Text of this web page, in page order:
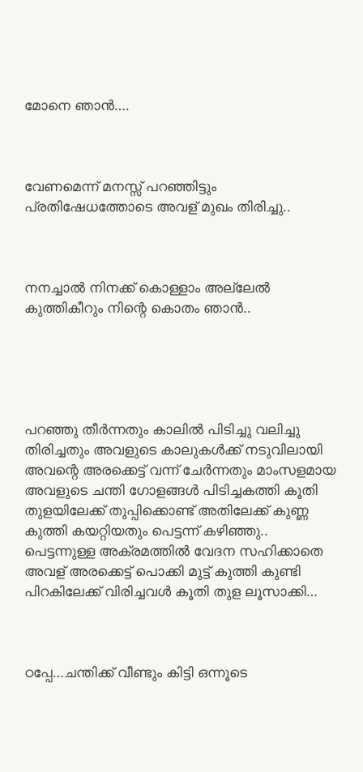
മോനെ ഞാൻ….
വേണമെന്ന് മനസ്സ് പറഞ്ഞിട്ടും
പ്രതിഷേധത്തോടെ അവള് മുഖം തിരിച്ചു..
നനച്ചാൽ നിനക്ക് കൊള്ളാം അല്ലേൽ
കുത്തികീറും നിന്റെ കൊതം ഞാൻ..
പറഞ്ഞു തീർന്നതും കാലിൽ പിടിച്ചു വലിച്ചു
തിരിച്ചതും അവളുടെ കാലുകൾക്ക് നടുവിലായി
അവന്റെ അരക്കെട്ട് വന്ന് ചേർന്നതും മാംസളമായ
അവളുടെ ചന്തി ഗോളങ്ങൾ പിടിച്ചകത്തി കൂതി
തുളയിലേക്ക് തുപ്പിക്കൊണ്ട് അതിലേക്ക് കുണ്ണ
കുത്തി കയറ്റിയതും പെട്ടന്ന് കഴിഞ്ഞു..
പെട്ടന്നുള്ള അക്രമത്തിൽ വേദന സഹിക്കാതെ
അവള് അരക്കെട്ട് പൊക്കി മുട്ട് കുത്തി കുണ്ടി
പിറകിലേക്ക് വിരിച്ചവൾ കൂതി തുള ലൂസാക്കി…
ഠപ്പേ…ചന്തിക്ക് വീണ്ടും കിട്ടി ഒന്നൂടെ